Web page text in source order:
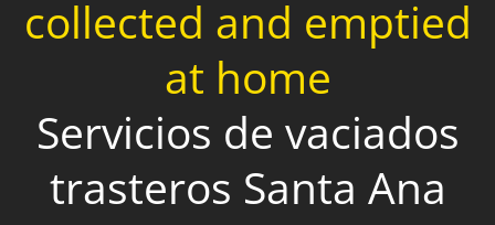
collected and emptied
at home
Servicios de vaciados
trasteros Santa Ana